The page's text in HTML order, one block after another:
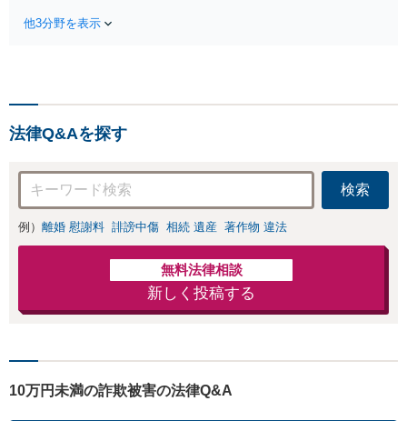
お店の風評被害対
応可：開示請求の
意見照会が来たと
きの対処法、被害
者との示談交渉
他3分野を表示
法律Q&Aを探す
検索
例） 離婚 慰謝料 誹謗中傷 相続 遺産 著作物 違法
無料法律相談
新しく投稿する
10万円未満の詐欺被害の法律Q&A